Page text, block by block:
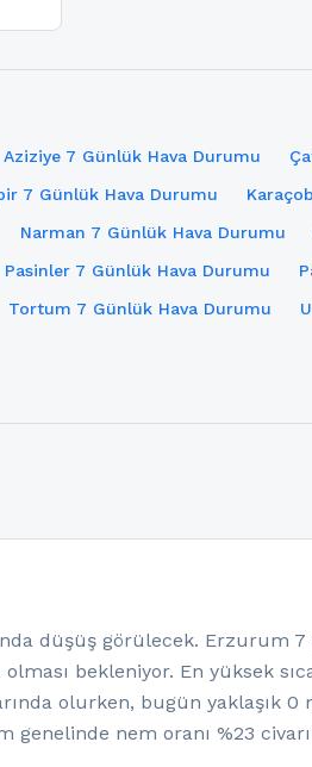
Aziziye 7 Günlük Hava Durumu
7 Günlük Hava Durumu
Narman 7 Günlük Hava Durumu
Pasinler 7 Günlük Hava Durumu
Tortum 7 Günlük Hava Durumu
düşüş görülecek. Erzurum
bekleniyor. En yüksek
olurken, bugün yaklaşık 0
nem oranı %23